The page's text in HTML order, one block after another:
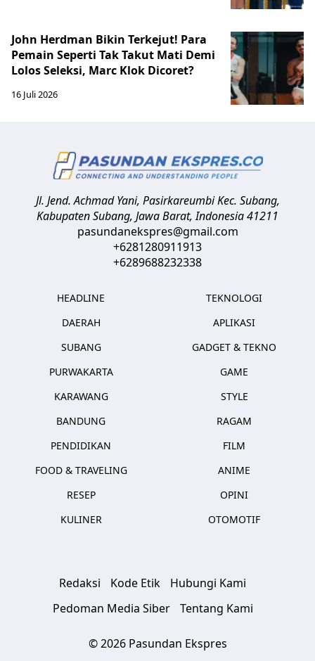
John Herdman Bikin Terkejut! Para
Pemain Seperti Tak Takut Mati Demi
Lolos Seleksi, Marc Klok Dicoret?
16 Juli 2026
Jl. Jend. Achmad Yani, Pasirkareumbi Kec. Subang,
Kabupaten Subang, Jawa Barat,Indonesia41211
pasundanekspres@gmail.com
+6281280911913
+6289688232338
HEADLINE
DAERAH
SUBANG
PURWAKARTA
KARAWANG
BANDUNG
PENDIDIKAN
FOOD & TRAVELING
RESEP
KULINER
TEKNOLOGI
APLIKASI
GADGET & TEKNO
GAME
STYLE
RAGAM
FILM
ANIME
OPINI
OTOMOTIF
Redaksi Kode Etik
Hubungi Kami
Pedoman Media Siber
Tentang Kami
© 2026 Pasundan Ekspres